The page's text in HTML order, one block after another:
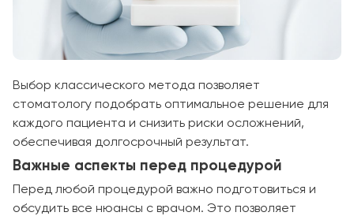
Выбор классического метода позволяет
стоматологу подобрать оптимальное решение для
каждого пациента и снизить риски осложнений,
обеспечивая долгосрочный результат.
Важные аспекты перед процедурой
Перед любой процедурой важно подготовиться и
обсудить все нюансы с врачом. Это позволяет